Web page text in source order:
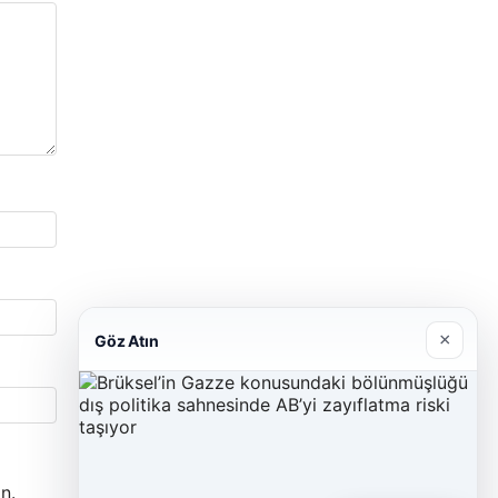
Göz Atın ×